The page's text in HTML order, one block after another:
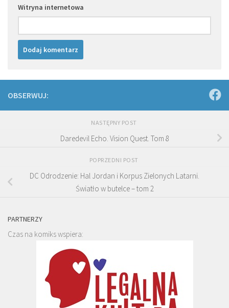
Witryna internetowa
OBSERWUJ:
NASTĘPNY POST
Daredevil Echo. Vision Quest. Tom 8
POPRZEDNI POST
DC Odrodzenie: Hal Jordan i Korpus Zielonych Latarni.
Światło w butelce – tom 2
PARTNERZY
Czas na komiks wspiera: